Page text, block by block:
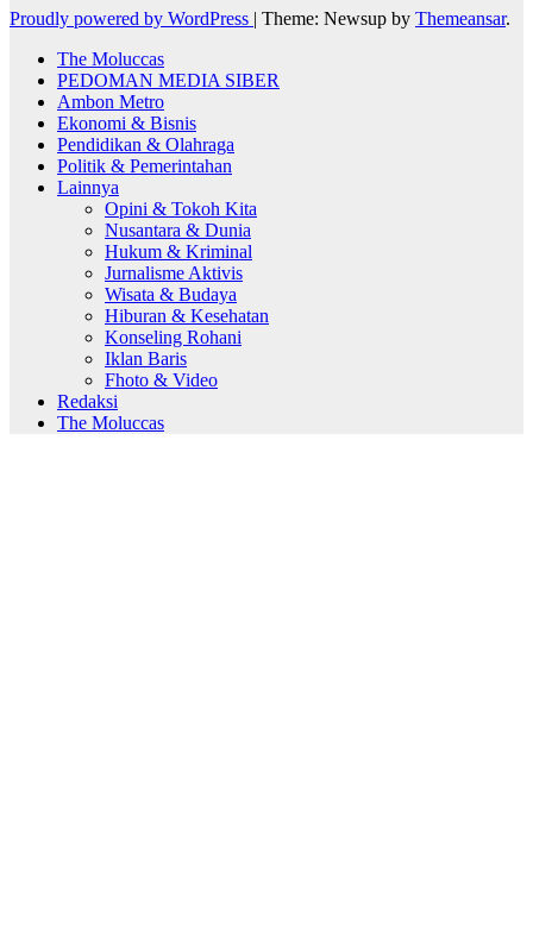
Proudly powered by WordPress | Theme: Newsup by Themeansar.
The Moluccas
PEDOMAN MEDIA SIBER
Ambon Metro
Ekonomi & Bisnis
Pendidikan & Olahraga
Politik & Pemerintahan
Lainnya
Opini & Tokoh Kita
Nusantara & Dunia
Hukum & Kriminal
Jurnalisme Aktivis
Wisata & Budaya
Hiburan & Kesehatan
Konseling Rohani
Iklan Baris
Fhoto & Video
Redaksi
The Moluccas